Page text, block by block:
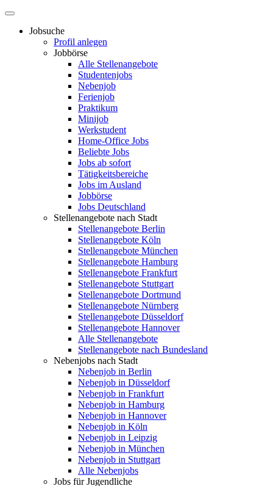
Jobsuche
Profil anlegen
Jobbörse
Alle Stellenangebote
Studentenjobs
Nebenjob
Ferienjob
Praktikum
Minijob
Werkstudent
Home-Office Jobs
Beliebte Jobs
Jobs ab sofort
Tätigkeitsbereiche
Jobs im Ausland
Jobbörse
Jobs Deutschland
Stellenangebote nach Stadt
Stellenangebote Berlin
Stellenangebote Köln
Stellenangebote München
Stellenangebote Hamburg
Stellenangebote Frankfurt
Stellenangebote Stuttgart
Stellenangebote Dortmund
Stellenangebote Nürnberg
Stellenangebote Düsseldorf
Stellenangebote Hannover
Alle Stellenangebote
Stellenangebote nach Bundesland
Nebenjobs nach Stadt
Nebenjob in Berlin
Nebenjob in Düsseldorf
Nebenjob in Frankfurt
Nebenjob in Hamburg
Nebenjob in Hannover
Nebenjob in Köln
Nebenjob in Leipzig
Nebenjob in München
Nebenjob in Stuttgart
Alle Nebenjobs
Jobs für Jugendliche